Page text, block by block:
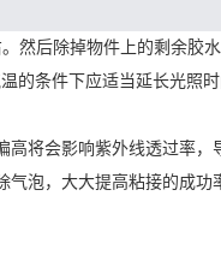
然后除掉物件上的剩余胶
的条件下应适当延长光照时
将会影响紫外线透过率
泡，大大提高粘接的成功